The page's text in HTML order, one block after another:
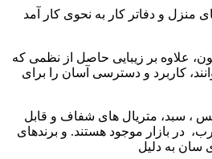
منزل و دفاتر کار به نحوی کار آمد
علاوه بر زیبایی حاصل از نظمی که
کاربرد و دسترسی آسان را برای
، سبد، متریال های شفاف و قابل
در بازار موجود هستند. و برندهای
سان به دلیل